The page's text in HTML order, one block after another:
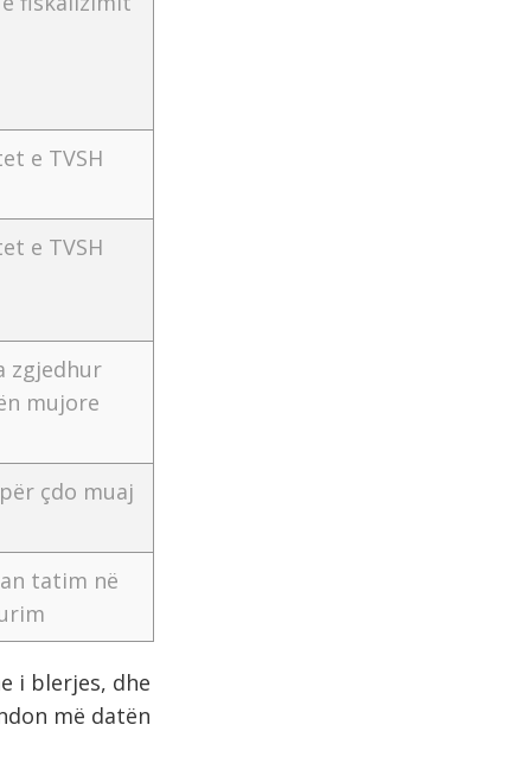
e TVSH
e TVSH
zgjedhur
mujore
çdo muaj
tatim në
i blerjes, dhe
më datën